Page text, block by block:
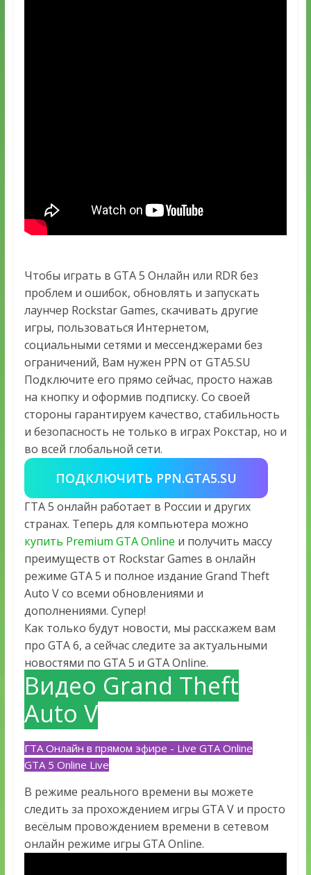
Чтобы играть в GTA 5 Онлайн или RDR без
проблем и ошибок, обновлять и запускать
лаунчер Rockstar Games, скачивать другие
игры, пользоваться Интернетом,
социальными сетями и мессенджерами без
ограничений, Вам нужен PPN от GTA5.SU
Подключите его прямо сейчас, просто нажав
на кнопку и оформив подписку. Со своей
стороны гарантируем качество, стабильность
и безопасность не только в играх Рокстар, но и
во всей глобальной сети.
ПОДКЛЮЧИТЬ PPN.GTA5.SU
ГТА 5 онлайн работает в России и других
странах. Теперь для компьютера можно
купить Premium GTA Online и получить массу
преимуществ от Rockstar Games в онлайн
режиме GTA 5 и полное издание Grand Theft
Auto V со всеми обновлениями и
дополнениями. Супер!
Как только будут новости, мы расскажем вам
про GTA 6, а сейчас следите за актуальными
новостями по GTA 5 и GTA Online.
Видео Grand Theft
Auto V
ГТА Онлайн в прямом эфире - Live GTA Online
GTA 5 Online Live
В режиме реального времени вы можете
следить за прохождением игры GTA V и просто
весёлым провождением времени в сетевом
онлайн режиме игры GTA Online.